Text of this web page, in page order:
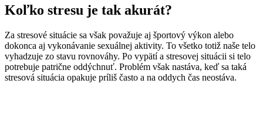
Koľko stresu je tak akurát?
Za stresové situácie sa však považuje aj športový výkon alebo
dokonca aj vykonávanie sexuálnej aktivity. To všetko totiž naše telo
vyhadzuje zo stavu rovnováhy. Po vypätí a stresovej situácii si telo
potrebuje patrične oddýchnuť. Problém však nastáva, keď sa taká
stresová situácia opakuje príliš často a na oddych čas neostáva.